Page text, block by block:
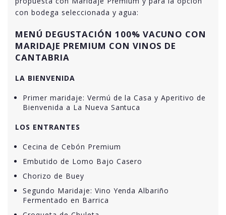
con bodega seleccionada y agua:
MENÚ DEGUSTACIÓN 100% VACUNO CON
MARIDAJE PREMIUM CON VINOS DE
CANTABRIA
LA BIENVENIDA
Primer maridaje: Vermú de la Casa y Aperitivo de
Bienvenida a La Nueva Santuca
LOS ENTRANTES
Cecina de Cebón Premium
Embutido de Lomo Bajo Casero
Chorizo de Buey
Segundo Maridaje: Vino Yenda Albariño
Fermentado en Barrica